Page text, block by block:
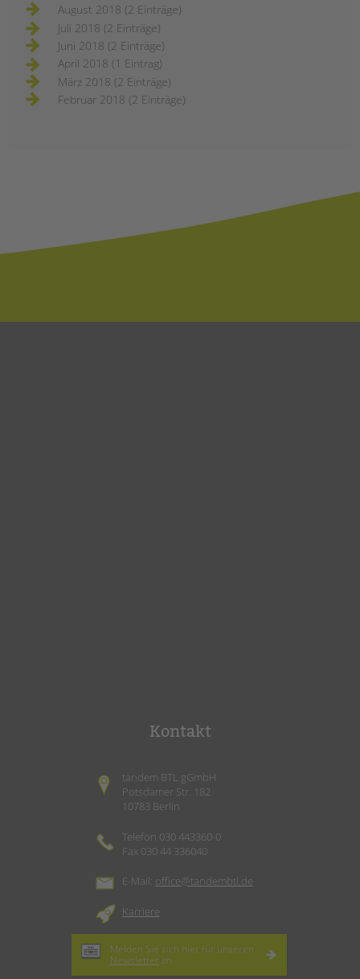
August 2018 (2 Einträge)
Juli 2018 (2 Einträge)
Juni 2018 (2 Einträge)
April 2018 (1 Eintrag)
März 2018 (2 Einträge)
Februar 2018 (2 Einträge)
Kontakt
tandem BTL gGmbH
Potsdamer Str. 182
10783 Berlin
Telefon 030 443360-0
Fax 030 44 336040
E-Mail: office@tandembtl.de
Karriere
Melden Sie sich hier für unseren
Newsletter an.